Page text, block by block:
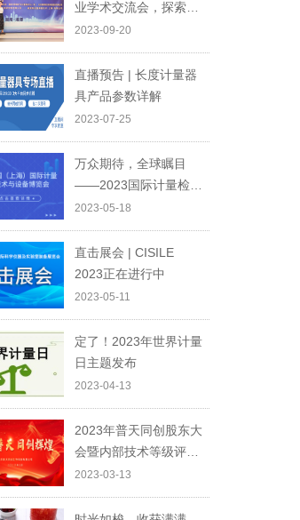
业学术交流会，探索科
技创新前沿
2023-09-20
直播预告 | 长度计量器
具产品参数详解
2023-07-25
万众期待，全球瞩目
——2023国际计量检测
技术与设备博览会，我
们相约上海，不见不
散！
2023-05-18
直击展会 | CISILE
2023正在进行中
2023-05-11
定了！2023年世界计量
日主题发布
2023-04-13
2023年普天同创股东大
会暨内部技术等级评定
颁奖典礼圆满结束！
2023-03-13